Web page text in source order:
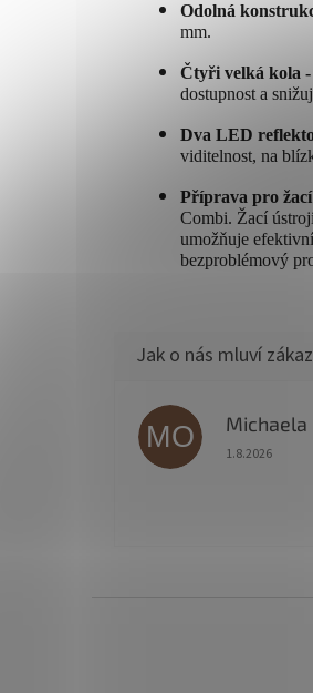
Odolná
mm.
Čtyři velká kola -
dostupnost a
Dva LED
viditelnost, na
Příprava pro
Combi. Žací
umožňuje
bezproblémový
MO Michaela
Hodnocení
1.8.2026